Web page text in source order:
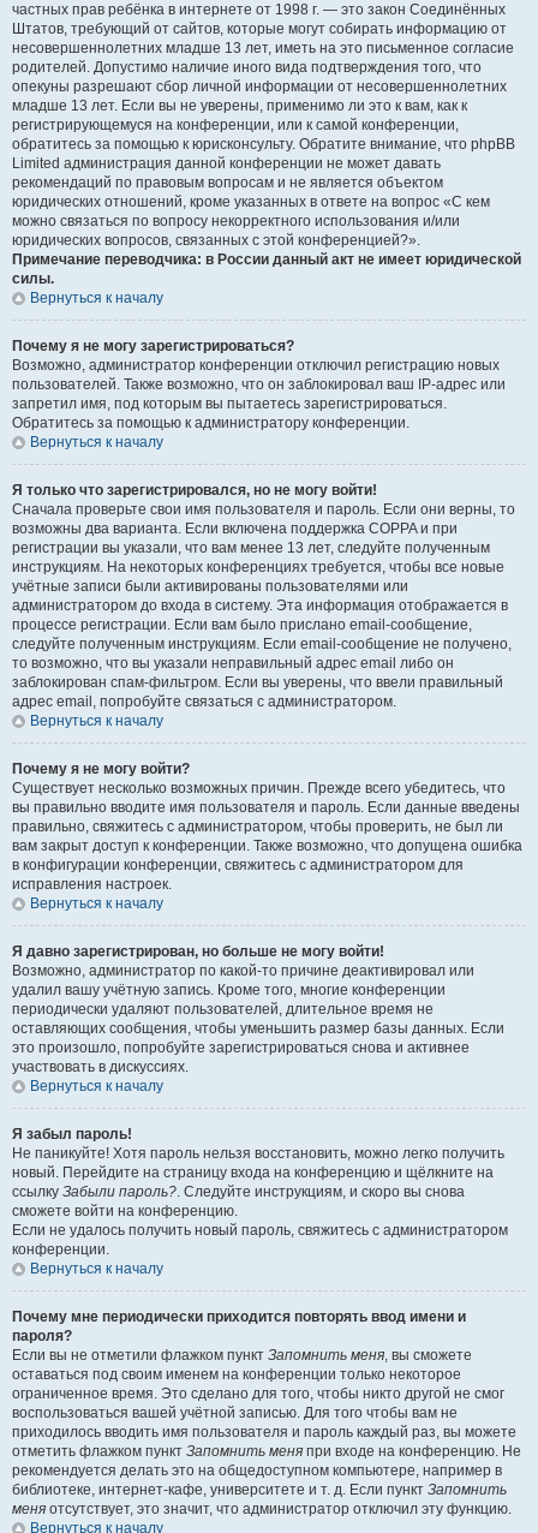
частных прав ребёнка в интернете от 1998 г. — это закон Соединённых
Штатов, требующий от сайтов, которые могут собирать информацию от
несовершеннолетних младше 13 лет, иметь на это письменное согласие
родителей. Допустимо наличие иного вида подтверждения того, что
опекуны разрешают сбор личной информации от несовершеннолетних
младше 13 лет. Если вы не уверены, применимо ли это к вам, как к
регистрирующемуся на конференции, или к самой конференции,
обратитесь за помощью к юрисконсульту. Обратите внимание, что phpBB
Limited администрация данной конференции не может давать
рекомендаций по правовым вопросам и не является объектом
юридических отношений, кроме указанных в ответе на вопрос «С кем
можно связаться по вопросу некорректного использования и/или
юридических вопросов, связанных с этой конференцией?».
Примечание переводчика: в России данный акт не имеет юридической
силы.
Вернуться к началу
Почему я не могу зарегистрироваться?
Возможно, администратор конференции отключил регистрацию новых
пользователей. Также возможно, что он заблокировал ваш IP-адрес или
запретил имя, под которым вы пытаетесь зарегистрироваться.
Обратитесь за помощью к администратору конференции.
Вернуться к началу
Я только что зарегистрировался, но не могу войти!
Сначала проверьте свои имя пользователя и пароль. Если они верны, то
возможны два варианта. Если включена поддержка COPPA и при
регистрации вы указали, что вам менее 13 лет, следуйте полученным
инструкциям. На некоторых конференциях требуется, чтобы все новые
учётные записи были активированы пользователями или
администратором до входа в систему. Эта информация отображается в
процессе регистрации. Если вам было прислано email-сообщение,
следуйте полученным инструкциям. Если email-сообщение не получено,
то возможно, что вы указали неправильный адрес email либо он
заблокирован спам-фильтром. Если вы уверены, что ввели правильный
адрес email, попробуйте связаться с администратором.
Вернуться к началу
Почему я не могу войти?
Существует несколько возможных причин. Прежде всего убедитесь, что
вы правильно вводите имя пользователя и пароль. Если данные введены
правильно, свяжитесь с администратором, чтобы проверить, не был ли
вам закрыт доступ к конференции. Также возможно, что допущена ошибка
в конфигурации конференции, свяжитесь с администратором для
исправления настроек.
Вернуться к началу
Я давно зарегистрирован, но больше не могу войти!
Возможно, администратор по какой-то причине деактивировал или
удалил вашу учётную запись. Кроме того, многие конференции
периодически удаляют пользователей, длительное время не
оставляющих сообщения, чтобы уменьшить размер базы данных. Если
это произошло, попробуйте зарегистрироваться снова и активнее
участвовать в дискуссиях.
Вернуться к началу
Я забыл пароль!
Не паникуйте! Хотя пароль нельзя восстановить, можно легко получить
новый. Перейдите на страницу входа на конференцию и щёлкните на
ссылку Забыли пароль?. Следуйте инструкциям, и скоро вы снова
сможете войти на конференцию.
Если не удалось получить новый пароль, свяжитесь с администратором
конференции.
Вернуться к началу
Почему мне периодически приходится повторять ввод имени и
пароля?
Если вы не отметили флажком пункт Запомнить меня, вы сможете
оставаться под своим именем на конференции только некоторое
ограниченное время. Это сделано для того, чтобы никто другой не смог
воспользоваться вашей учётной записью. Для того чтобы вам не
приходилось вводить имя пользователя и пароль каждый раз, вы можете
отметить флажком пункт Запомнить меня при входе на конференцию. Не
рекомендуется делать это на общедоступном компьютере, например в
библиотеке, интернет-кафе, университете и т. д. Если пункт Запомнить
меня отсутствует, это значит, что администратор отключил эту функцию.
Вернуться к началу